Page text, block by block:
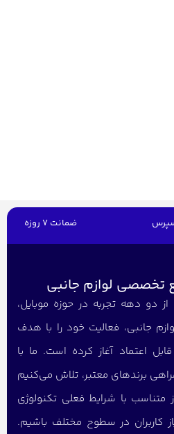
ضمانت 7 روزه
تخصصی لوازم جانبی
دو دهه تجربه در حوزه موبایل،
جانبی، فعالیت خود را با هدف
اعتماد آغاز کرده است. ما با
برندهای معتبر، تلاش می‌کنیم
متناسب با شرایط فعلی تکنولوژی
کاربران در سطوح مختلف باشیم.